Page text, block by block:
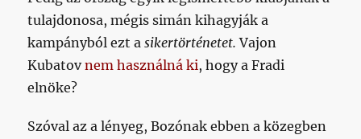
tulajdonosa, mégis simán kihagyják a
kampányból ezt asikertörténetet. Vajon
Kubatovnem használná ki, hogy a Fradi
elnöke?
Szóval az a lényeg, Bozónak ebben a közegben